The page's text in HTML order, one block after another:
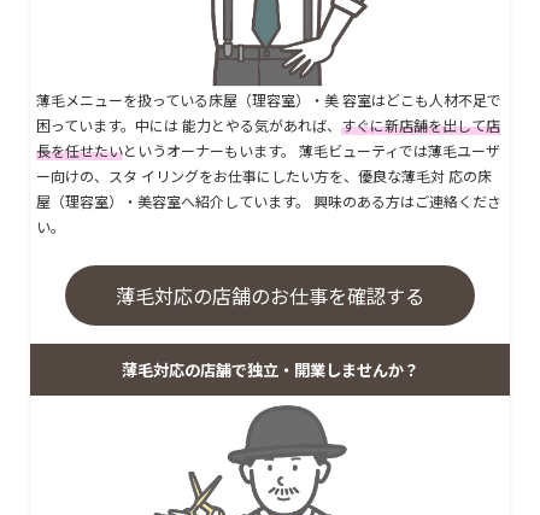
薄毛メニューを扱っている床屋（理容室）・美 容室はどこも人材不足で
困っています。中には 能力とやる気があれば、 すぐに新店舗を出して店
長を任せたいというオーナーもいます。 薄毛ビューティでは薄毛ユーザ
ー向けの、スタ イリングをお仕事にしたい方を、優良な薄毛対 応の床
屋（理容室）・美容室へ紹介しています。 興味のある方はご連絡くださ
い。
薄毛対応の店舗のお仕事を確認する
薄毛対応の店舗で独立・開業しませんか？